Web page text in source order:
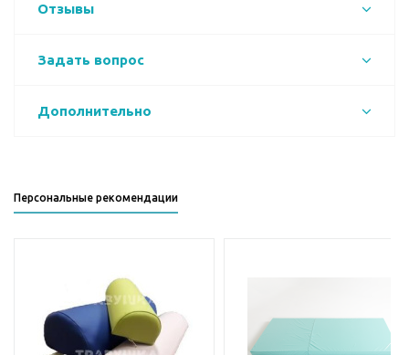
Отзывы
Задать вопрос
Дополнительно
Персональные рекомендации